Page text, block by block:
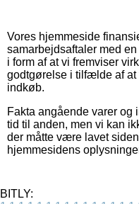
Vores hjemmeside
samarbejdsaftaler med
i form af at vi fremviser
godtgørelse i tilfælde af at
indkøb.
Fakta angående varer og
tid til anden, men vi kan
der måtte være lavet
hjemmesidens
BITLY: